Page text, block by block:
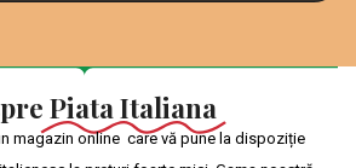
Piata Italiana
magazin online care vă pune la dispoziție